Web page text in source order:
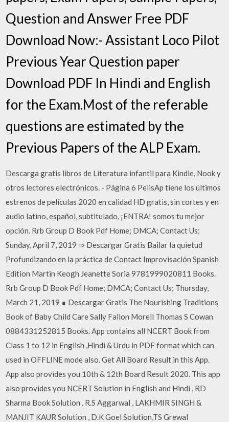
Question and Answer Free PDF
Download Now:- Assistant Loco Pilot
Previous Year Question paper
Download PDF In Hindi and English
for the Exam.Most of the referable
questions are estimated by the
Previous Papers of the ALP Exam.
Descarga gratis libros de Literatura infantil para Kindle, Nook y
otros lectores electrónicos. - Página 6 PelisAp tiene los últimos
estrenos de películas 2020 en calidad HD gratis, sin cortes y en
audio latino, español, subtitulado, ¡ENTRA! somos tu mejor
opción. Rrb Group D Book Pdf Home; DMCA; Contact Us;
Sunday, April 7, 2019 ⇒ Descargar Gratis Bailar la quietud
Profundizando en la práctica de Contact Improvisación Spanish
Edition Martin Keogh Jeanette Soria 9781999020811 Books.
Rrb Group D Book Pdf Home; DMCA; Contact Us; Thursday,
March 21, 2019 ∎ Descargar Gratis The Nourishing Traditions
Book of Baby Child Care Sally Fallon Morell Thomas S Cowan
0884331252815 Books. App contains all NCERT Book from
Class 1 to 12 in English ,Hindi & Urdu in PDF format which can
used in OFFLINE mode also. Get All Board Result in this App.
App also provides you 10th & 12th Board Result 2020. This app
also provides you NCERT Solution in English and Hindi , RD
Sharma Book Solution , R.S Aggarwal , LAKHMIR SINGH &
MANJIT KAUR Solution , D.K Goel Solution,TS Grewal